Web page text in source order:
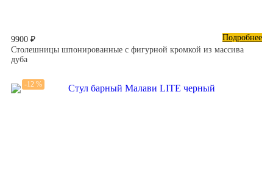
9900 ₽
Подробнее
Столешницы шпонированные с фигурной кромкой из массива
дуба
-12 %